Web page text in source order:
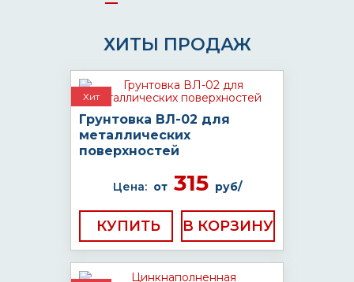
ХИТЫ ПРОДАЖ
Хит
Грунтовка ВЛ-02 для
металлических
поверхностей
Цена: от315 руб/
КУПИТЬ